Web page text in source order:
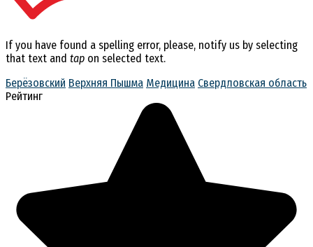
If you have found a spelling error, please, notify us by selecting
that text and tap on selected text.
Берёзовский Верхняя Пышма Медицина Свердловская область
Рейтинг